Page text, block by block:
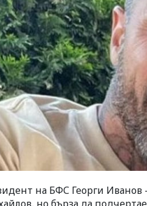
на БФС Георги Иванов